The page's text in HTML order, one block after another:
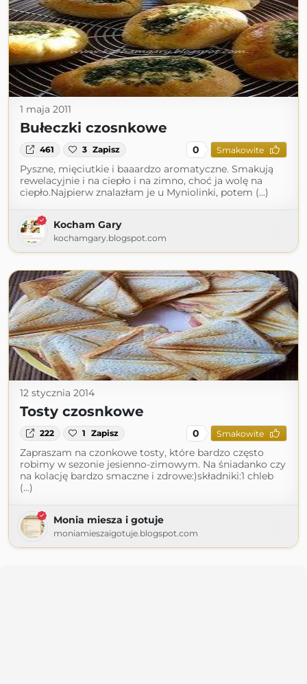
1 maja 2011
Bułeczki czosnkowe
461 3 Zapisz 0 Smakowite
Pyszne, mięciutkie i baaardzo aromatyczne. Smakują
rewelacyjnie i na ciepło i na zimno, choć ja wolę na
ciepło.Najpierw znalazłam je u Myniolinki, potem (...)
Kocham Gary
kochamgary.blogspot.com
12 stycznia 2014
Tosty czosnkowe
222 1 Zapisz 0 Smakowite
Zapraszam na czonkowe tosty, które bardzo często
robimy w sezonie jesienno-zimowym. Na śniadanko czy
na kolację bardzo smaczne i zdrowe:)składniki:1 chleb
(...)
Monia miesza i gotuje
moniamieszaigotuje.blogspot.com